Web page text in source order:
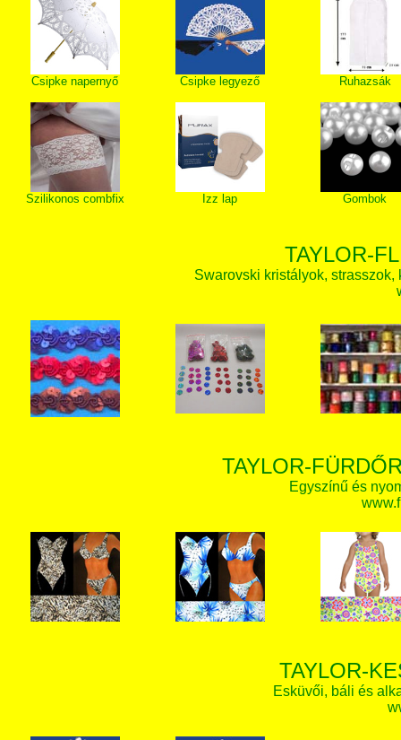
Csipke napernyő Csipke legyező Ruhazsák
Szilikonos combfix Izz lap Gombok
TAYLOR-
Swarovski kristályok,
TAYLOR-
Egyszínű és
TAYLOR-
Esküvői, báli és